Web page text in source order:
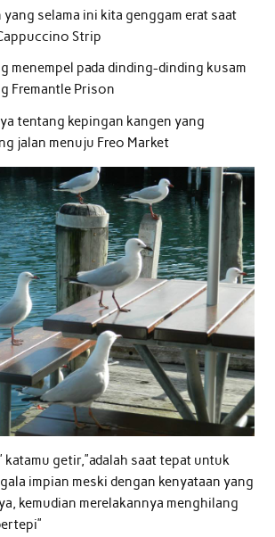
selama ini kita genggam erat saat
Strip
menempel pada dinding-dinding kusam
Fremantle Prison
tentang kepingan kangen yang
jalan menuju Freo Market
katamu getir,”adalah saat tepat untuk
impian meski dengan kenyataan yang
kemudian merelakannya menghilang